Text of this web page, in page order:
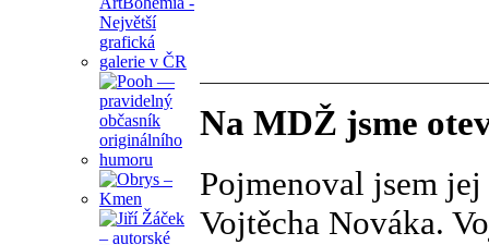
Na MDŽ jsme
Pojmenoval jsem
Vojtěcha Nováka.